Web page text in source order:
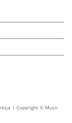
| Copyright © Music